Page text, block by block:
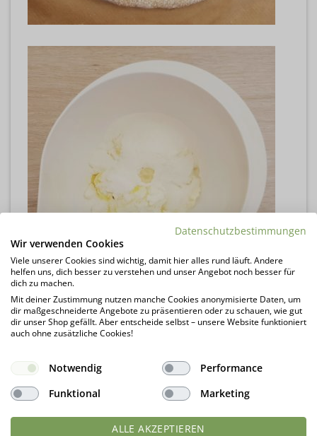
Datenschutzbestimmungen
Wir verwenden Cookies
Viele unserer Cookies sind wichtig, damit hier alles rund läuft. Andere
helfen uns, dich besser zu verstehen und unser Angebot noch besser für
dich zu machen.
Mit deiner Zustimmung nutzen manche Cookies anonymisierte Daten, um
dir maßgeschneiderte Angebote zu präsentieren oder zu schauen, wie gut
dir unser Shop gefällt. Aber entscheide selbst – unsere Website funktioniert
auch ohne zusätzliche Cookies!
Notwendig
Performance
Funktional
Marketing
ALLE AKZEPTIEREN